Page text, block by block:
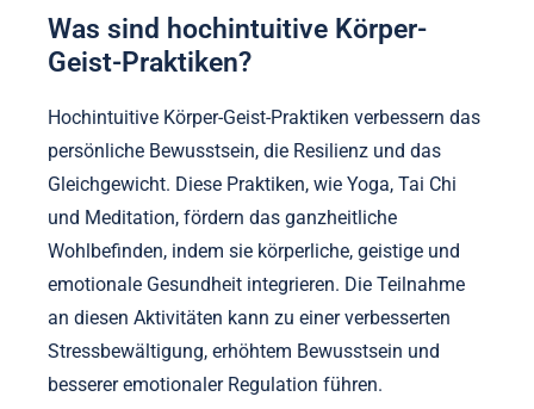
Was sind hochintuitive Körper-
Geist-Praktiken?
Hochintuitive Körper-Geist-Praktiken verbessern das
persönliche Bewusstsein, die Resilienz und das
Gleichgewicht. Diese Praktiken, wie Yoga, Tai Chi
und Meditation, fördern das ganzheitliche
Wohlbefinden, indem sie körperliche, geistige und
emotionale Gesundheit integrieren. Die Teilnahme
an diesen Aktivitäten kann zu einer verbesserten
Stressbewältigung, erhöhtem Bewusstsein und
besserer emotionaler Regulation führen.